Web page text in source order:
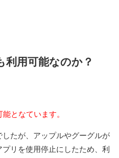
利用可能なのか？
となています。
たが、アップルやグーグルが
リを使用停止にしたため、利